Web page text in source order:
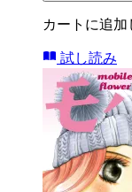
カートに追加
試し読み